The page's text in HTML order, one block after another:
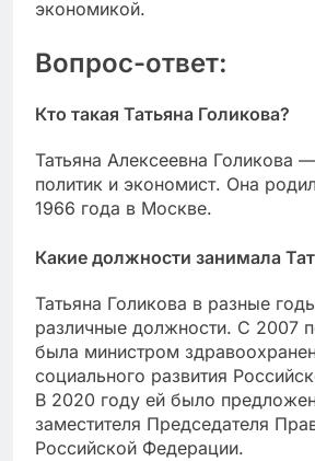
экономикой.
Вопрос-ответ:
Кто такая Татьяна Голикова?
Татьяна Алексеевна Голикова
политик и экономист. Она
1966 года в Москве.
Какие должности занимала
Татьяна Голикова в разные
различные должности. С 2007
была министром
социального развития
В 2020 году ей было
заместителя Председателя
Российской Федерации.